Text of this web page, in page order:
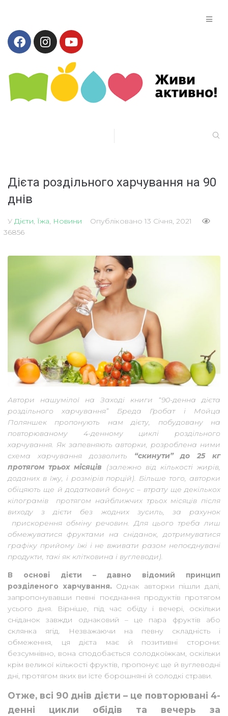
Дієта роздільного харчування на 90
днів
У Дієти Їжа Новини Опубліковано 13 Січня, 2021
36856
Автори нашумілої на Заході книги “90-денна дієта
роздільного харчування” Бреда Гробат і Мойца
Поляншек пропонують нам дієту, побудовану на
повторюваному 4-денному циклі роздільного
харчування. Як запевняють авторки, розроблена ними
схема харчування дозволить “скинути” до 25 кг
протягом трьох місяців (залежно від кількості жирів,
доданих в їжу, і розмірів порцій). Більше того, авторки
обіцяють ще й додатковий бонус – втрату ще декількох
кілограмів протягом найближчих трьох місяців після
виходу з дієти без жодних зусиль, за рахунок
прискорення обміну речовин. Для цього треба лиш
обмежуватися фруктами на сніданок, дотримуватися
графіку прийому їжі і не вживати разом непоєднувані
продукти, такі як клітковина і вуглеводи).
В основі дієти – давно відомий принцип
розділеного харчування. Однак авторки пішли далі,
запропонувавши певні поєднання продуктів протягом
усього дня. Вірніше, під час обіду і вечері, оскільки
сніданок завжди однаковий – це пара фруктів або
склянка ягід. Незважаючи на певну складність і
обмеження, ця дієта має й позитивні сторони:
безсумнівно, вона сподобається солодкоїжкам, оскільки
крім великої кількості фруктів, пропонує ще й вуглеводні
дні, протягом яких ви їсте борошняні й солодкі страви.
Отже, всі 90 днів дієти – це повторювані 4-
денні цикли обідів та вечерь за